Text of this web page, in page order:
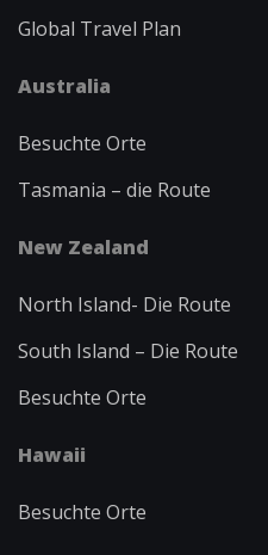
Global Travel Plan
Australia
Besuchte Orte
Tasmania – die Route
New Zealand
North Island- Die Route
South Island – Die Route
Besuchte Orte
Hawaii
Besuchte Orte